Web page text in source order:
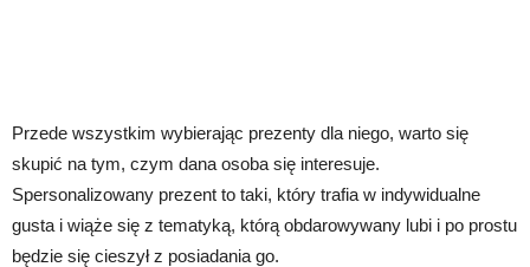
Przede wszystkim wybierając prezenty dla niego, warto się
skupić na tym, czym dana osoba się interesuje.
Spersonalizowany prezent to taki, który trafia w indywidualne
gusta i wiąże się z tematyką, którą obdarowywany lubi i po prostu
będzie się cieszył z posiadania go.